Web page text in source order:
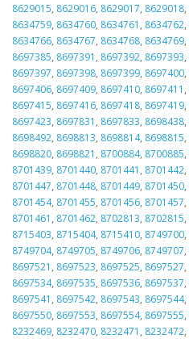
8629015, 8629016, 8629017, 8629018,
8634759, 8634760, 8634761 , 8634762,
8634766, 8634767, 8634768, 8634769,
8697385, 8697391 , 8697392, 8697393,
8697397, 8697398, 8697399, 8697400,
8697406, 8697409, 8697410, 8697411 ,
8697415, 8697416, 8697418, 8697419,
8697423, 8697831 , 8697833, 8698438,
8698492, 8698813, 8698814, 8698815,
8698820, 8698821 , 8700884, 8700885,
8701439, 8701440, 8701441 , 8701442,
8701447, 8701448, 8701449, 8701450,
8701454, 8701455, 8701456, 8701457,
8701461 , 8701462, 8702813, 8702815,
8715403, 8715404, 8715410, 8749700,
8749704, 8749705, 8749706, 8749707,
8697521 , 8697523, 8697525, 8697527,
8697534, 8697535, 8697536, 8697537,
8697541 , 8697542, 8697543, 8697544,
8697550, 8697553, 8697554, 8697555,
8232469, 8232470, 8232471 , 8232472,